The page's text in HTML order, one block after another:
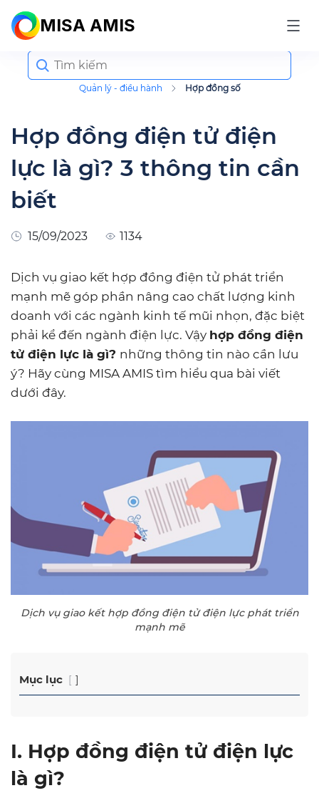
MISA AMIS
Quản lý - điều hành Hợp đồng số
Search
for:
Hợp đồng điện tử điện
lực là gì? 3 thông tin cần
biết
15/09/2023 1134
Dịch vụ giao kết hợp đồng điện tử phát triển
mạnh mẽ góp phần nâng cao chất lượng kinh
doanh với các ngành kinh tế mũi nhọn, đặc biệt
phải kể đến ngành điện lực. Vậy hợp đồng điện
tử điện lực là gì? những thông tin nào cần lưu
ý? Hãy cùng MISA AMIS tìm hiểu qua bài viết
dưới đây.
Dịch vụ giao kết hợp đồng điện tử điện lực phát triển
mạnh mẽ
Mục lục
I. Hợp đồng điện tử điện lực
là gì?